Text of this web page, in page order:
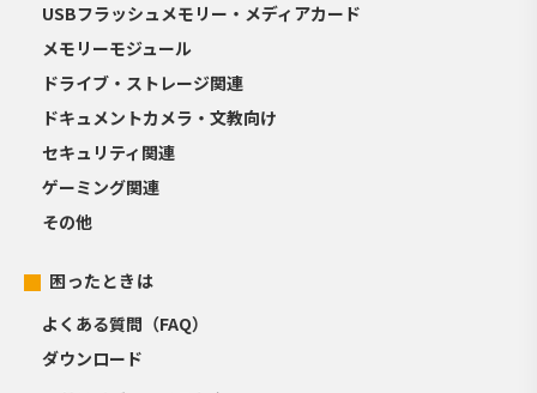
USBフラッシュメモリー・メディアカード
メモリーモジュール
ドライブ・ストレージ関連
ドキュメントカメラ・文教向け
セキュリティ関連
ゲーミング関連
その他
困ったときは
よくある質問（FAQ）
ダウンロード